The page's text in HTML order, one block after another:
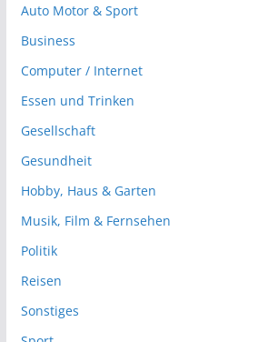
Auto Motor & Sport
Business
Computer / Internet
Essen und Trinken
Gesellschaft
Gesundheit
Hobby, Haus & Garten
Musik, Film & Fernsehen
Politik
Reisen
Sonstiges